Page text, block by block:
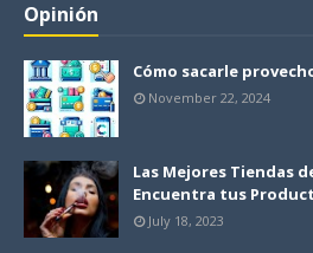
Opinión
Cómo sacarle
November 22, 2024
Las Mejores Tiendas
Encuentra tus
July 18, 2023